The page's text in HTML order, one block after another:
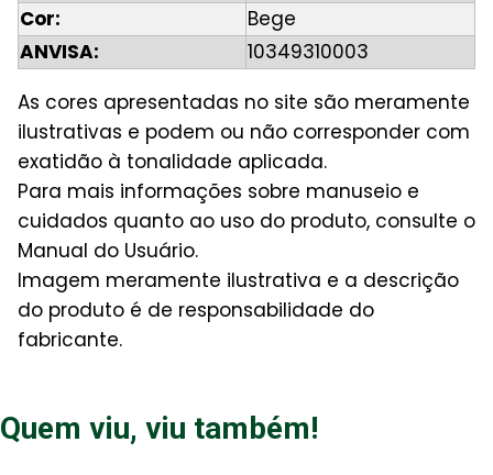
Cor:
Bege
ANVISA:
10349310003
As cores apresentadas no site são meramente
ilustrativas e podem ou não corresponder com
exatidão à tonalidade aplicada.
Para mais informações sobre manuseio e
cuidados quanto ao uso do produto, consulte o
Manual do Usuário.
Imagem meramente ilustrativa e a descrição
do produto é de responsabilidade do
fabricante.
Quem viu, viu também!